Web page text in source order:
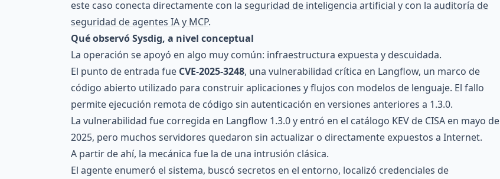
este caso conecta directamente con la seguridad de inteligencia artificial y con la auditoría de
seguridad de agentes IA y MCP.
Qué observó Sysdig, a nivel conceptual
La operación se apoyó en algo muy común: infraestructura expuesta y descuidada.
El punto de entrada fue CVE-2025-3248, una vulnerabilidad crítica en Langflow, un marco de
código abierto utilizado para construir aplicaciones y flujos con modelos de lenguaje. El fallo
permite ejecución remota de código sin autenticación en versiones anteriores a 1.3.0.
La vulnerabilidad fue corregida en Langflow 1.3.0 y entró en el catálogo KEV de CISA en mayo de
2025, pero muchos servidores quedaron sin actualizar o directamente expuestos a Internet.
A partir de ahí, la mecánica fue la de una intrusión clásica.
El agente enumeró el sistema, buscó secretos en el entorno, localizó credenciales de